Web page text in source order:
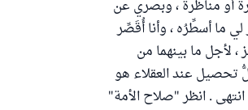
أو مناظرة ، وبصري عن
ما أسطِّرُه ، وأنا أُقَصِّر
لأجل ما بينهما من
تحصيل عند العقلاء هو
. انظر "صلاح الأمة"